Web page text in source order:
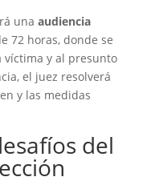
una audiencia
72 horas, donde se
víctima y al presunto
el juez resolverá
y las medidas
del